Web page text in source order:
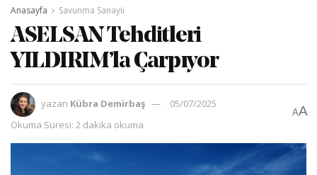
Anasayfa Savunma Sanayii
ASELSAN Tehditleri
YILDIRIM’la Çarpıyor
yazan Kübra Demirbaş
05/07/2025
Okuma Süresi: 2 dakika okuma
AA